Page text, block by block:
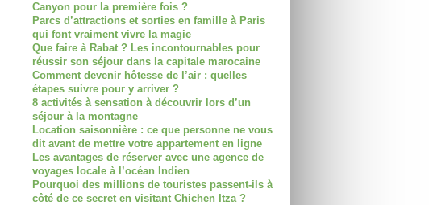
Canyon pour la première fois ?
Parcs d’attractions et sorties en famille à Paris
qui font vraiment vivre la magie
Que faire à Rabat ? Les incontournables pour
réussir son séjour dans la capitale marocaine
Comment devenir hôtesse de l’air : quelles
étapes suivre pour y arriver ?
8 activités à sensation à découvrir lors d’un
séjour à la montagne
Location saisonnière : ce que personne ne vous
dit avant de mettre votre appartement en ligne
Les avantages de réserver avec une agence de
voyages locale à l’océan Indien
Pourquoi des millions de touristes passent-ils à
côté de ce secret en visitant Chichen Itza ?